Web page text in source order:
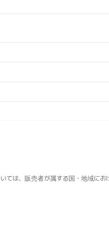
は、販売者が属する国・地域に